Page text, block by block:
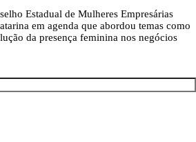
Estadual de Mulheres Empresárias
em agenda que abordou temas como
da presença feminina nos negócios